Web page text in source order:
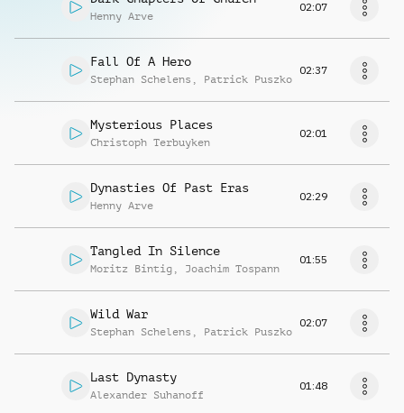
Henny Arve
02:07
Fall Of A Hero
Stephan Schelens , Patrick Puszko
02:37
Mysterious Places
Christoph Terbuyken
02:01
Dynasties Of Past Eras
Henny Arve
02:29
Tangled In Silence
Moritz Bintig , Joachim Tospann
01:55
Wild War
Stephan Schelens , Patrick Puszko
02:07
Last Dynasty
Alexander Suhanoff
01:48